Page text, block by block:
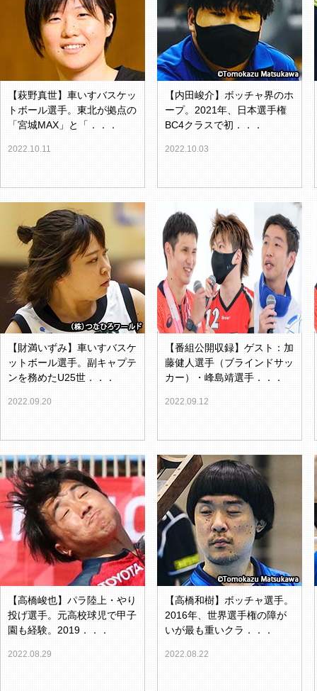
【萩野真世】車いすバスケッ
トボール選手。東北が拠点の
「宮城MAX」と「．．．
2022.10.11
【内田峻介】ボッチャ界のホ
ープ。2021年、日本選手権
BC4クラスで初．．．
2022.10.03
【財満いずみ】車いすバスケ
ットボール選手。副キャプテ
ンを務めたU25世．．．
2022.09.20
【番組公開収録】ゲスト：加
藤健人選手（ブラインドサッ
カー）・峰島靖選手．．．
2022.09.12
【高橋峻也】パラ陸上・やり
投げ選手。元高校球児で甲子
園も経験。2019．．．
2022.08.29
【高橋和樹】ボッチャ選手。
2016年、世界選手権の障が
いが最も重いクラ．．．
2022.08.22